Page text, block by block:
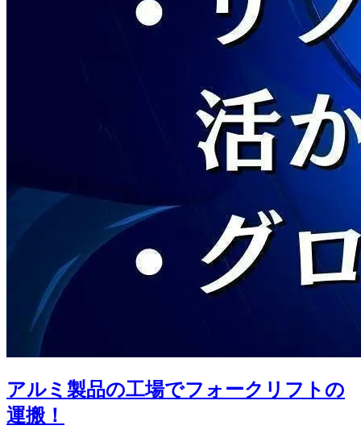
アルミ製品の工場でフォークリフトの
運搬！